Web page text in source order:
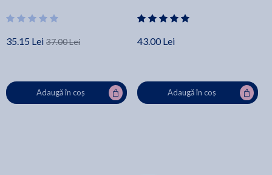
35.15 Lei 37.00 Lei
Adaugă în coș
43.00 Lei
Adaugă în coș